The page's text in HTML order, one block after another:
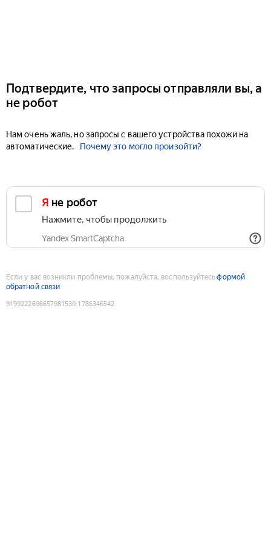
Подтвердите, что запросы отправляли вы, а
не робот
Нам очень жаль, но запросы с вашего устройства похожи на
автоматические.
Почему это могло произойти?
Я не робот
Нажмите, чтобы продолжить
Yandex SmartCaptcha
Если у вас возникли проблемы, пожалуйста, воспользуйтесьформой
обратной связи
9199222696657981530:1786346542